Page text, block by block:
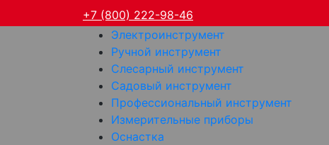
+7 (800) 222-98-46
Электроинструмент
Ручной инструмент
Слесарный инструмент
Садовый инструмент
Профессиональный инструмент
Измерительные приборы
Оснастка